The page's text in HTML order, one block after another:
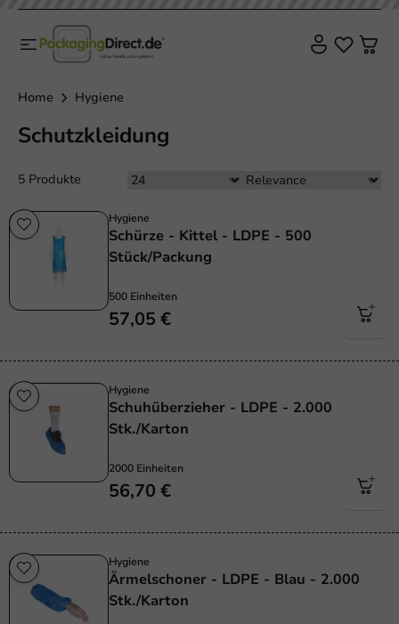
Home Hygiene
Schutzkleidung
5 Produkte
Hygiene
Schürze - Kittel - LDPE - 500
Stück/Packung
500 Einheiten
57,05 €
Hygiene
Schuhüberzieher - LDPE - 2.000
Stk./Karton
2000 Einheiten
56,70 €
Hygiene
Ärmelschoner - LDPE - Blau - 2.000
Stk./Karton